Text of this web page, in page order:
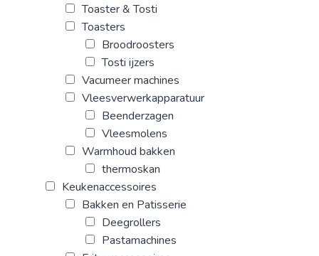
Toaster & Tosti
Toasters
Broodroosters
Tosti ijzers
Vacumeer machines
Vleesverwerkapparatuur
Beenderzagen
Vleesmolens
Warmhoud bakken
thermoskan
Keukenaccessoires
Bakken en Patisserie
Deegrollers
Pastamachines